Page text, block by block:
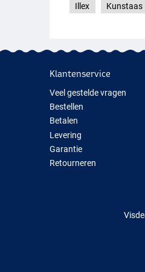
Illex Kunstaas
Klantenservice
Veel gestelde vragen
Bestellen
Betalen
Levering
Garantie
Retourneren